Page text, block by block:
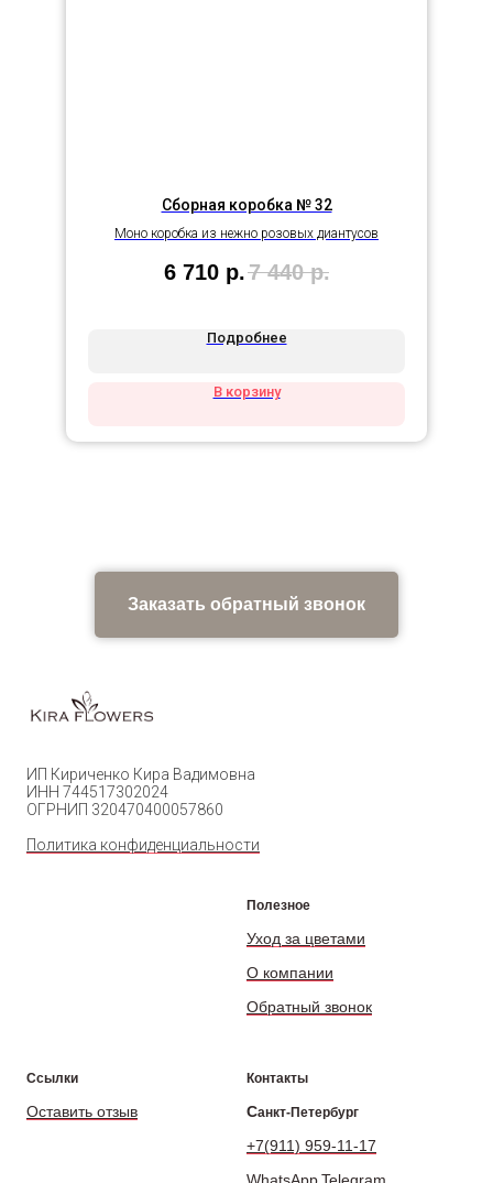
Сборная коробка № 32
Моно коробка из нежно розовых диантусов
6 710 р.7 440 р.
Подробнее
В корзину
Заказать обратный звонок
ИП Кириченко Кира Вадимовна
ИНН 744517302024
ОГРНИП 320470400057860
Политика конфиденциальности
Полезное
Уход за цветами
О компании
Обратный звонок
Ссылки
Оставить отзыв
Контакты
Санкт-Петербург
+7(911) 959-11-17